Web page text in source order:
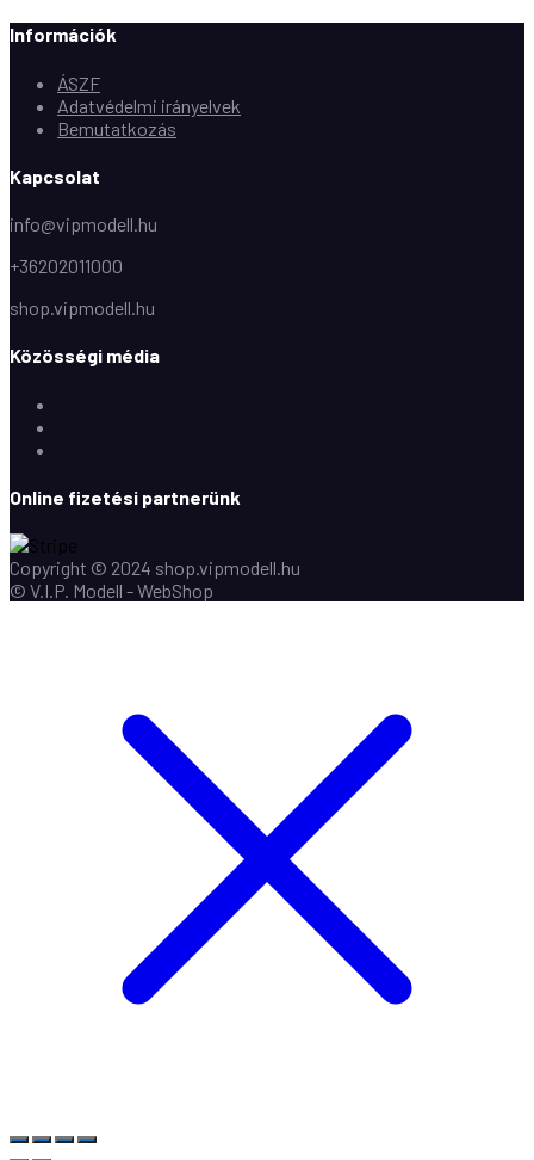
Információk
ÁSZF
Adatvédelmi irányelvek
Bemutatkozás
Kapcsolat
info@vipmodell.hu
+36202011000
shop.vipmodell.hu
Közösségi média
Online fizetési partnerünk
Copyright © 2024 shop.vipmodell.hu
© V.I.P. Modell - WebShop